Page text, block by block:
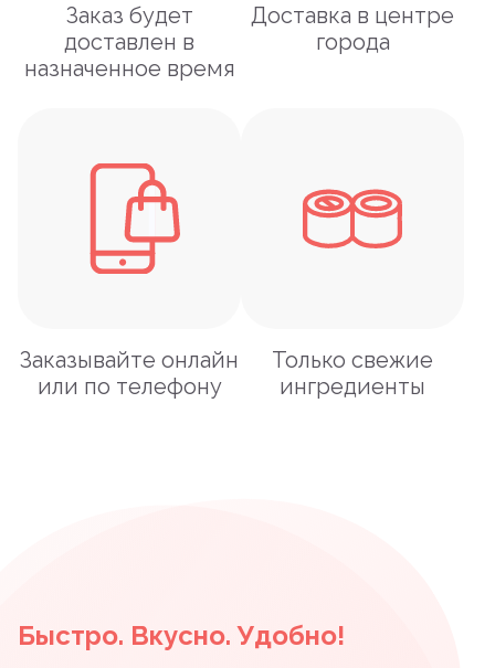
Заказ будет
доставлен в
назначенное время
Доставка в центре
города
Заказывайте онлайн
или по телефону
Только свежие
ингредиенты
Быстро. Вкусно. Удобно!